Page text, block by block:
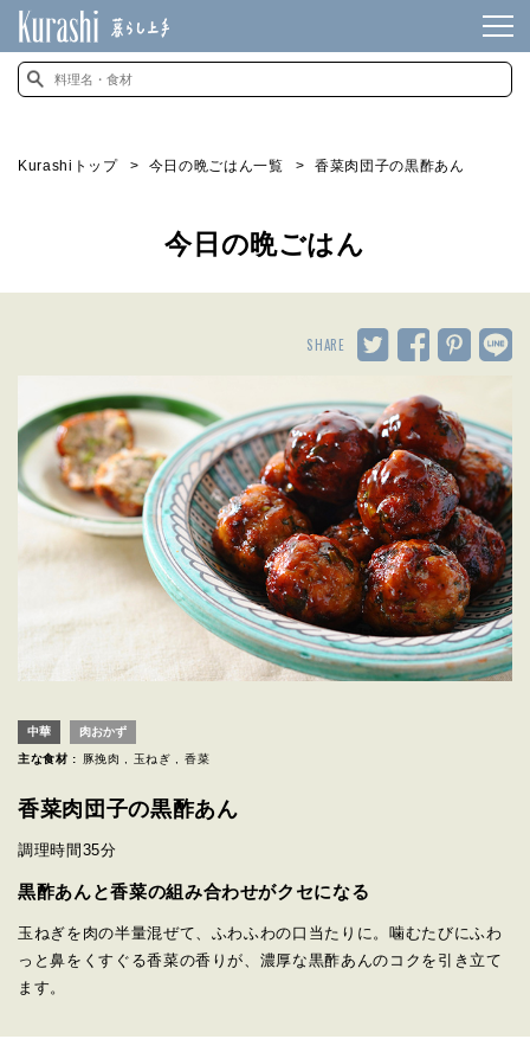
Kurashiトップ 今日の晩ごはん一覧 香菜肉団子の黒酢あん
今日の晩ごはん
SHARE
中華 肉おかず
主な食材 : 豚挽肉 玉ねぎ 香菜
香菜肉団子の黒酢あん
調理時間 35分
黒酢あんと香菜の組み合わせがクセになる
玉ねぎを肉の半量混ぜて、ふわふわの口当たりに。噛むたびにふわ
っと鼻をくすぐる香菜の香りが、濃厚な黒酢あんのコクを引き立て
ます。